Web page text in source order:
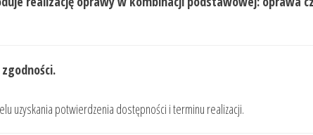
uzyskania potwierdzenia dostępności i terminu realizacji.